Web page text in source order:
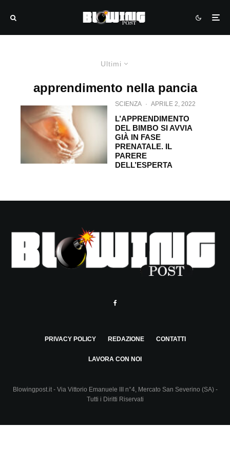
Ultimi
apprendimento nella pancia
SCIENZA · APRILE 2, 2022
L’APPRENDIMENTO
DEL BIMBO SI AVVIA
GIÀ IN FASE
PRENATALE. IL
PARERE
DELL’ESPERTA
PRIVACY POLICY REDAZIONE CONTATTI
LAVORA CON NOI
Blowingpost.it - Via Vittorio Emanuele III n°4, Mercato San Severino (SA) -
Tutti i Diritti Riservati